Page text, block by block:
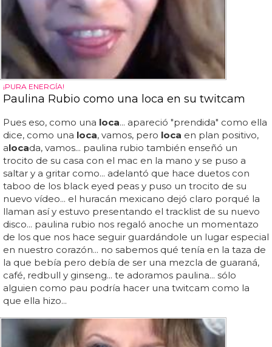
¡PURA ENERGÍA!
Paulina Rubio como una loca en su twitcam
Pues eso, como una loca... apareció "prendida" como ella
dice, como una loca, vamos, pero loca en plan positivo,
alocada, vamos... paulina rubio también enseñó un
trocito de su casa con el mac en la mano y se puso a
saltar y a gritar como... adelantó que hace duetos con
taboo de los black eyed peas y puso un trocito de su
nuevo vídeo... el huracán mexicano dejó claro porqué la
llaman así y estuvo presentando el tracklist de su nuevo
disco... paulina rubio nos regaló anoche un momentazo
de los que nos hace seguir guardándole un lugar especial
en nuestro corazón... no sabemos qué tenía en la taza de
la que bebía pero debía de ser una mezcla de guaraná,
café, redbull y ginseng... te adoramos paulina... sólo
alguien como pau podría hacer una twitcam como la
que ella hizo...